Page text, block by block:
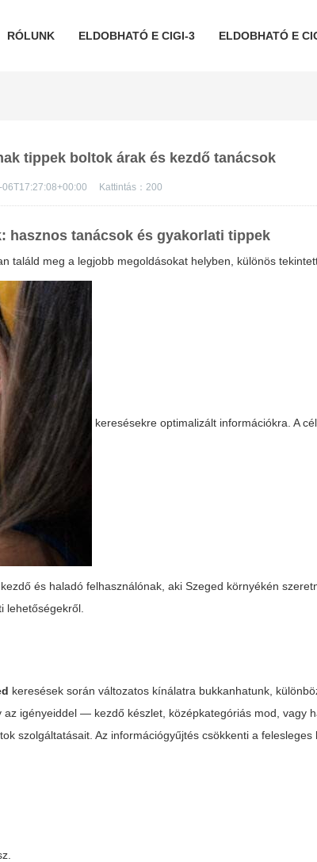
RÓLUNK ELDOBHATÓ E CIGI-3 ELDOBHATÓ E
tippek boltok árak és kezdő tanácsok
Kattintás：200
hasznos tanácsok és gyakorlati tippek
találd meg a legjobb megoldásokat helyben, különös
keresésekre optimalizált információkra. A
és haladó felhasználónak, aki Szeged környékén
lehetőségekről.
keresések során változatos kínálatra bukkanhatunk,
igényeiddel — kezdő készlet, középkategóriás mod, vagy
szolgáltatásait. Az információgyűjtés csökkenti a felesleges